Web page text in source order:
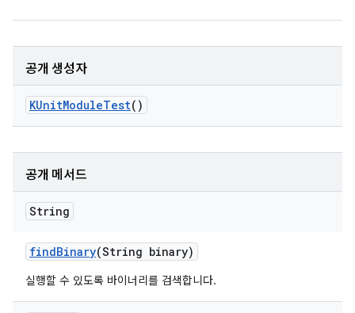
공개 생성자
KUnitModuleTest()
공개 메서드
String
findBinary(String binary)
실행할 수 있도록 바이너리를 검색합니다.